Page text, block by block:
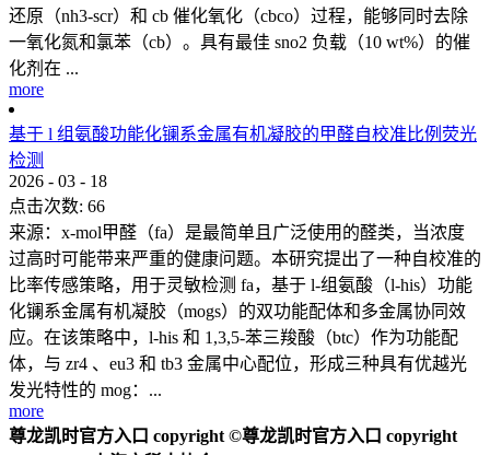
还原（nh3-scr）和 cb 催化氧化（cbco）过程，能够同时去除
一氧化氮和氯苯（cb）。具有最佳 sno2 负载（10 wt%）的催
化剂在 ...
more
基于 l 组氨酸功能化镧系金属有机凝胶的甲醛自校准比例荧光
检测
2026 - 03 - 18
点击次数: 66
来源：x-mol甲醛（fa）是最简单且广泛使用的醛类，当浓度
过高时可能带来严重的健康问题。本研究提出了一种自校准的
比率传感策略，用于灵敏检测 fa，基于 l-组氨酸（l-his）功能
化镧系金属有机凝胶（mogs）的双功能配体和多金属协同效
应。在该策略中，l-his 和 1,3,5-苯三羧酸（btc）作为功能配
体，与 zr4 、eu3 和 tb3 金属中心配位，形成三种具有优越光
发光特性的 mog：...
more
尊龙凯时官方入口 copyright ©尊龙凯时官方入口 copyright